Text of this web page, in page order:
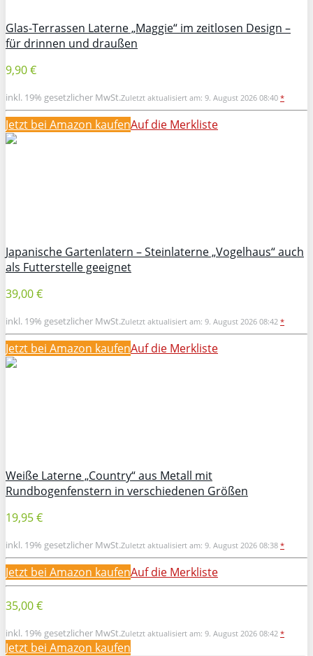
Glas-Terrassen Laterne „Maggie“ im zeitlosen Design –
für drinnen und draußen
9,90 €
inkl. 19% gesetzlicher MwSt.Zuletzt aktualisiert am: 9. August 2026 08:40 *
Jetzt bei Amazon kaufenAuf die Merkliste
Japanische Gartenlatern – Steinlaterne „Vogelhaus“ auch
als Futterstelle geeignet
39,00 €
inkl. 19% gesetzlicher MwSt.Zuletzt aktualisiert am: 9. August 2026 08:42 *
Jetzt bei Amazon kaufenAuf die Merkliste
Weiße Laterne „Country“ aus Metall mit
Rundbogenfenstern in verschiedenen Größen
19,95 €
inkl. 19% gesetzlicher MwSt.Zuletzt aktualisiert am: 9. August 2026 08:38 *
Jetzt bei Amazon kaufenAuf die Merkliste
35,00 €
inkl. 19% gesetzlicher MwSt.Zuletzt aktualisiert am: 9. August 2026 08:42 *
Jetzt bei Amazon kaufen